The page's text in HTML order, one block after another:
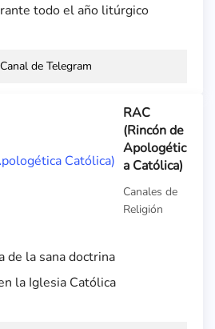
todo el año litúrgico
de Telegram
RAC
(Rincón de
Apologétic
a Católica)
Canales de
Religión
de la sana doctrina
la Iglesia Católica